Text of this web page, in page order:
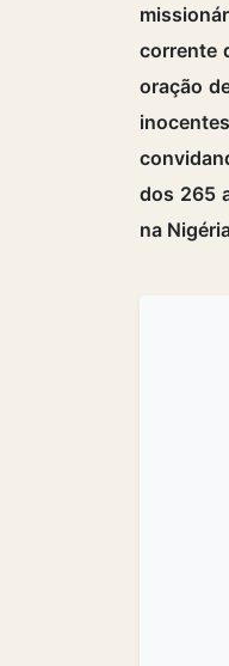
corrente
oração
dos 265
na